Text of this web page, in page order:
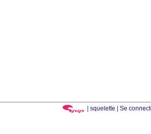
squelette Se